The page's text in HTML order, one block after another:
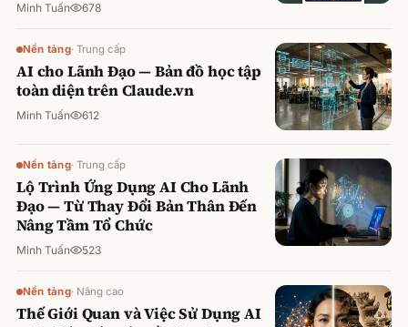
Minh Tuấn 678
Nền tảng· Trung cấp
AI cho Lãnh Đạo — Bản đồ học tập
toàn diện trên Claude.vn
Minh Tuấn 612
Nền tảng· Trung cấp
Lộ Trình Ứng Dụng AI Cho Lãnh
Đạo — Từ Thay Đổi Bản Thân Đến
Nâng Tầm Tổ Chức
Minh Tuấn 523
Nền tảng· Nâng cao
Thế Giới Quan và Việc Sử Dụng AI